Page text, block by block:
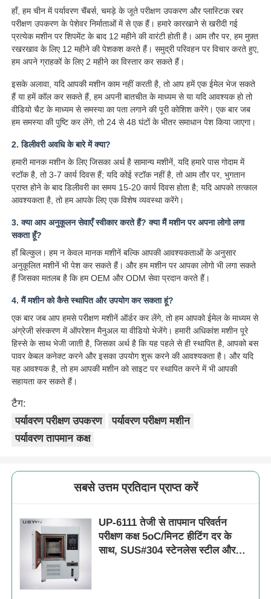
हाँ, हम चीन में पर्यावरण चैंबर्स, चमड़े के जूते परीक्षण उपकरण और प्लास्टिक रबर
परीक्षण उपकरण के पेशेवर निर्माताओं में से एक हैं। हमारे कारखाने से खरीदी गई
प्रत्येक मशीन पर शिपमेंट के बाद 12 महीने की वारंटी होती है। आम तौर पर, हम मुफ़्त
रखरखाव के लिए 12 महीने की पेशकश करते हैं। समुद्री परिवहन पर विचार करते हुए,
हम अपने ग्राहकों के लिए 2 महीने का विस्तार कर सकते हैं।
इसके अलावा, यदि आपकी मशीन काम नहीं करती है, तो आप हमें एक ईमेल भेज सकते
हैं या हमें कॉल कर सकते हैं, हम अपनी बातचीत के माध्यम से या यदि आवश्यक हो तो
वीडियो चैट के माध्यम से समस्या का पता लगाने की पूरी कोशिश करेंगे। एक बार जब
हम समस्या की पुष्टि कर लेंगे, तो 24 से 48 घंटों के भीतर समाधान पेश किया जाएगा।
2. डिलीवरी अवधि के बारे में क्या?
हमारी मानक मशीन के लिए जिसका अर्थ है सामान्य मशीनें, यदि हमारे पास गोदाम में
स्टॉक है, तो 3-7 कार्य दिवस हैं; यदि कोई स्टॉक नहीं है, तो आम तौर पर, भुगतान
प्राप्त होने के बाद डिलीवरी का समय 15-20 कार्य दिवस होता है; यदि आपको तत्काल
आवश्यकता है, तो हम आपके लिए एक विशेष व्यवस्था करेंगे।
3. क्या आप अनुकूलन सेवाएँ स्वीकार करते हैं? क्या मैं मशीन पर अपना लोगो लगा
सकता हूँ?
हाँ बिल्कुल। हम न केवल मानक मशीनें बल्कि आपकी आवश्यकताओं के अनुसार
अनुकूलित मशीनें भी पेश कर सकते हैं। और हम मशीन पर आपका लोगो भी लगा सकते
हैं जिसका मतलब है कि हम OEM और ODM सेवा प्रदान करते हैं।
4. मैं मशीन को कैसे स्थापित और उपयोग कर सकता हूं?
एक बार जब आप हमसे परीक्षण मशीनें ऑर्डर कर लेंगे, तो हम आपको ईमेल के माध्यम से
अंग्रेजी संस्करण में ऑपरेशन मैनुअल या वीडियो भेजेंगे। हमारी अधिकांश मशीन पूरे
हिस्से के साथ भेजी जाती है, जिसका अर्थ है कि यह पहले से ही स्थापित है, आपको बस
पावर केबल कनेक्ट करने और इसका उपयोग शुरू करने की आवश्यकता है। और यदि
यह आवश्यक है, तो हम आपकी मशीन को साइट पर स्थापित करने में भी आपकी
सहायता कर सकते हैं।
टैग:
पर्यावरण परीक्षण उपकरण
पर्यावरण परीक्षण मशीन
पर्यावरण तापमान कक्ष
सबसे उत्तम प्रतिदान प्राप्त करें
UP-6111 तेजी से तापमान परिवर्तन
परीक्षण कक्ष 5oC/मिनट हीटिंग दर के
साथ, SUS#304 स्टेनलेस स्टील और